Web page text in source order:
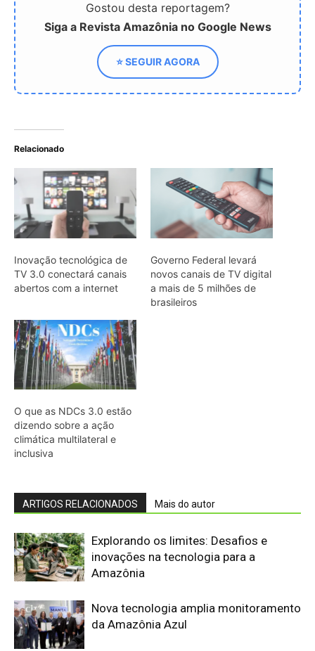
Gostou desta reportagem?
Siga a Revista Amazônia no Google News
⭐ SEGUIR AGORA
Relacionado
Inovação tecnológica de
TV 3.0 conectará canais
abertos com a internet
Governo Federal levará
novos canais de TV digital
a mais de 5 milhões de
brasileiros
O que as NDCs 3.0 estão
dizendo sobre a ação
climática multilateral e
inclusiva
ARTIGOS RELACIONADOS Mais do autor
Explorando os limites: Desafios e
inovações na tecnologia para a
Amazônia
Nova tecnologia amplia monitoramento
da Amazônia Azul